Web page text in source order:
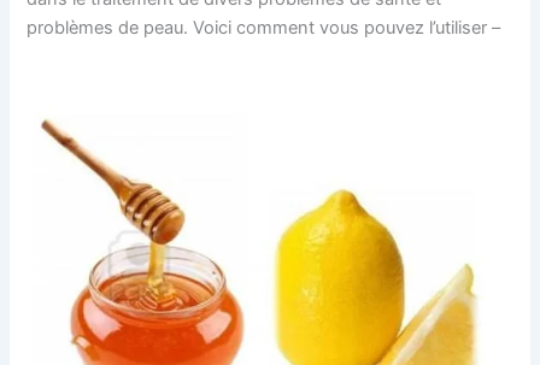
problèmes de peau. Voici comment vous pouvez l’utiliser –